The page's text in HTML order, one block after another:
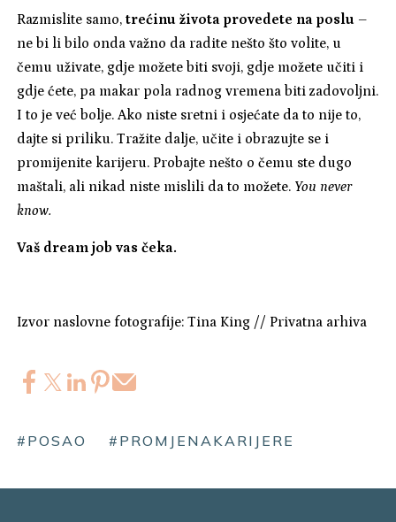
Razmislite samo,trećinu života provedete na poslu –
ne bi li bilo onda važno da radite nešto što volite, u
čemu uživate, gdje možete biti svoji, gdje možete učiti i
gdje ćete, pa makar pola radnog vremena biti zadovoljni.
I to je već bolje. Ako niste sretni i osjećate da to nije to,
dajte si priliku. Tražite dalje, učite i obrazujte se i
promijenite karijeru. Probajte nešto o čemu ste dugo
maštali, ali nikad niste mislili da to možete. You never
know.
Vaš dream job vas čeka.
Izvor naslovne fotografije: Tina King // Privatna arhiva
#POSAO #PROMJENAKARIJERE